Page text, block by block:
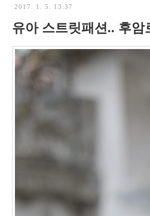
2017. 1. 5. 13:37
유아 스트릿패션.. 후암